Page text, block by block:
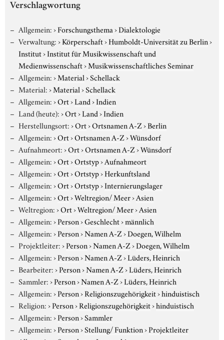
Verschlagwortung
Allgemein:›Forschungsthema›Dialektologie
Verwaltung:›Körperschaft›Humboldt-Universität zu Berlin›
Institut›Institut für Musikwissenschaft und
Medienwissenschaft›Musikwissenschaftliches Seminar
Allgemein:›Material›Schellack
Material:›Material›Schellack
Allgemein:›Ort›Land›Indien
Land (heute):›Ort›Land›Indien
Herstellungsort:›Ort›Ortsnamen A-Z›Berlin
Allgemein:›Ort›Ortsnamen A-Z›Wünsdorf
Aufnahmeort:›Ort›Ortsnamen A-Z›Wünsdorf
Allgemein:›Ort›Ortstyp›Aufnahmeort
Allgemein:›Ort›Ortstyp›Herkunftsland
Allgemein:›Ort›Ortstyp›Internierungslager
Allgemein:›Ort›Weltregion/ Meer›Asien
Weltregion:›Ort›Weltregion/ Meer›Asien
Allgemein:›Person›Geschlecht›männlich
Allgemein:›Person›Namen A-Z›Doegen, Wilhelm
Projektleiter:›Person›Namen A-Z›Doegen, Wilhelm
Allgemein:›Person›Namen A-Z›Lüders, Heinrich
Bearbeiter:›Person›Namen A-Z›Lüders, Heinrich
Sammler:›Person›Namen A-Z›Lüders, Heinrich
Allgemein:›Person›Religionszugehörigkeit›hinduistisch
Religion:›Person›Religionszugehörigkeit›hinduistisch
Allgemein:›Person›Sammler
Allgemein:›Person›Stellung/ Funktion›Projektleiter